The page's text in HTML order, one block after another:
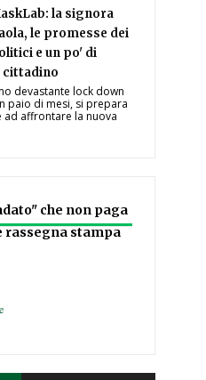
la signora
le promesse dei
e un po' di
cittadino
devastante lock down
paio di mesi, si prepara
ad affrontare la nuova
che non paga
rassegna stampa